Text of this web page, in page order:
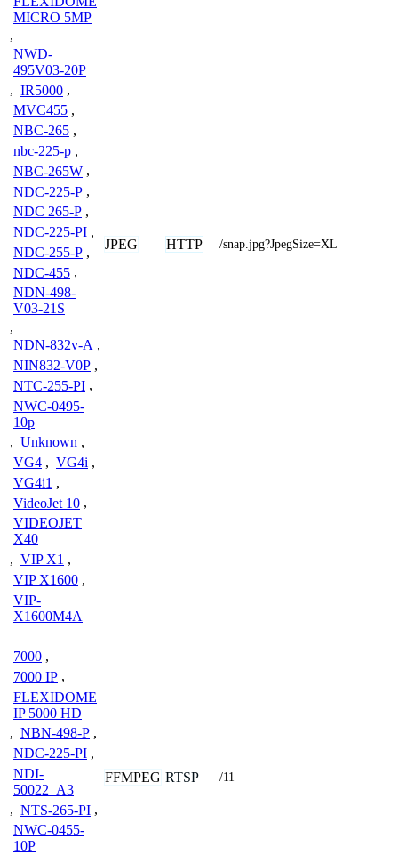
MICRO 5MP
,
NWD-
495V03-20P
, IR5000 ,
MVC455 ,
NBC-265 ,
nbc-225-p ,
NBC-265W ,
NDC-225-P ,
NDC 265-P ,
NDC-225-PI ,
NDC-255-P ,
NDC-455 ,
NDN-498-
V03-21S
,
NDN-832v-A ,
NIN832-V0P ,
NTC-255-PI ,
NWC-0495-
10p
, Unknown ,
VG4 , VG4i ,
VG4i1 ,
VideoJet 10 ,
VIDEOJET
X40
, VIP X1 ,
VIP X1600 ,
VIP-
X1600M4A
JPEG HTTP /snap.jpg?JpegSize=XL
7000 ,
7000 IP ,
FLEXIDOME
IP 5000 HD
, NBN-498-P ,
NDC-225-PI ,
NDI-
50022_A3
, NTS-265-PI ,
NWC-0455-
10P
FFMPEG RTSP /11